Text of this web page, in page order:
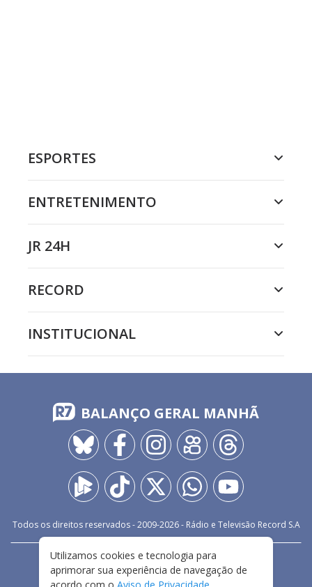
ESPORTES
ENTRETENIMENTO
JR 24H
RECORD
INSTITUCIONAL
BALANÇO GERAL MANHÃ
Todos os direitos reservados - 2009-2026- Rádio e Televisão Record S.A
FALE CONOSCO
PRIVACIDADE
TERMOS E CONDIÇÕES DE USO
Utilizamos cookies e tecnologia para
aprimorar sua experiência de navegação de